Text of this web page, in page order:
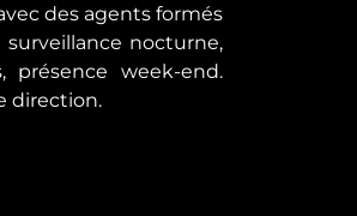
des agents formés
nocturne,
présence week-end.
direction.